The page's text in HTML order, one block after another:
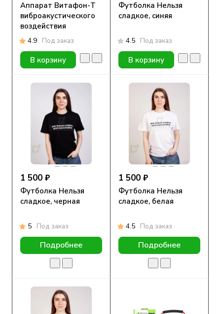
Аппарат Витафон-Т
виброакустического
воздействия
4.9 Под заказ
В корзину
Футболка Нельзя
сладкое, синяя
4.5 Под заказ
В корзину
1 500 ₽
Футболка Нельзя
сладкое, черная
5 Под заказ
Подробнее
1 500 ₽
Футболка Нельзя
сладкое, белая
4.5 Под заказ
Подробнее